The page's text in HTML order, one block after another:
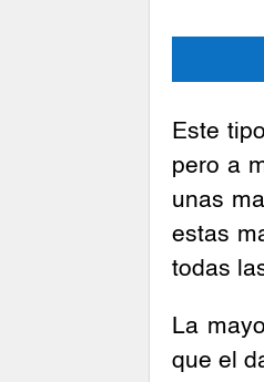
Este
pero a
unas
estas
todas
La
que el